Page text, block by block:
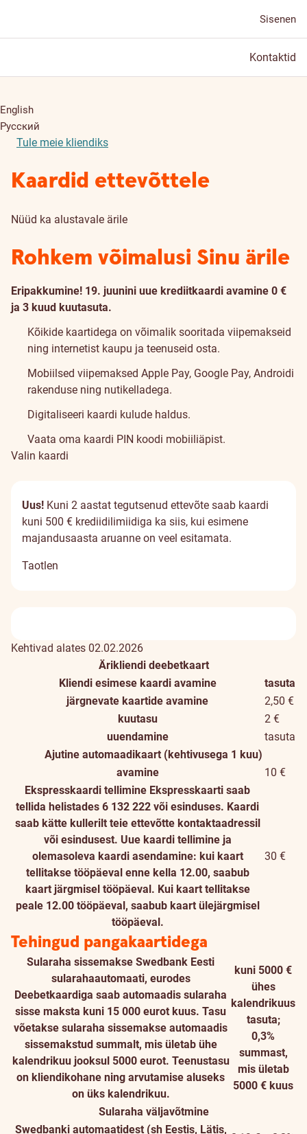
Sisenen
Kontaktid
English
Русский
Tule meie kliendiks
Kaardid ettevõttele
Nüüd ka alustavale ärile
Rohkem võimalusi Sinu ärile
Eripakkumine! 19. juunini uue krediitkaardi avamine 0 €
ja 3 kuud kuutasuta.
Kõikide kaartidega on võimalik sooritada viipemakseid
ning internetist kaupu ja teenuseid osta.
Mobiilsed viipemaksed Apple Pay, Google Pay, Androidi
rakenduse ning nutikelladega.
Digitaliseeri kaardi kulude haldus.
Vaata oma kaardi PIN koodi mobiiliäpist.
Valin kaardi
Uus! Kuni 2 aastat tegutsenud ettevõte saab kaardi
kuni 500 € krediidilimiidiga ka siis, kui esimene
majandusaasta aruanne on veel esitamata.
Taotlen
Kehtivad alates 02.02.2026
Ärikliendi deebetkaart
Kliendi esimese kaardi avamine
tasuta
järgnevate kaartide avamine
2,50 €
kuutasu
2 €
uuendamine
tasuta
Ajutine automaadikaart (kehtivusega 1 kuu)
avamine
10 €
Ekspresskaardi tellimine Ekspresskaarti saab
tellida helistades 6 132 222 või esinduses. Kaardi
saab kätte kullerilt teie ettevõtte kontaktaadressil
või esindusest. Uue kaardi tellimine ja
olemasoleva kaardi asendamine: kui kaart
tellitakse tööpäeval enne kella 12.00, saabub
kaart järgmisel tööpäeval. Kui kaart tellitakse
peale 12.00 tööpäeval, saabub kaart ülejärgmisel
tööpäeval.
30 €
Tehingud pangakaartidega
Sularaha sissemakse Swedbank Eesti
sularahaautomaati, eurodes
Deebetkaardiga saab automaadis sularaha
sisse maksta kuni 15 000 eurot kuus. Tasu
võetakse sularaha sissemakse automaadis
sissemakstud summalt, mis ületab ühe
kalendrikuu jooksul 5000 eurot. Teenustasu
on kliendikohane ning arvutamise aluseks
on üks kalendrikuu.
kuni 5000 €
ühes
kalendrikuus
tasuta;
0,3%
summast,
mis ületab
5000 € kuus
Sularaha väljavõtmine
Swedbanki automaatidest (sh Eestis, Lätis,